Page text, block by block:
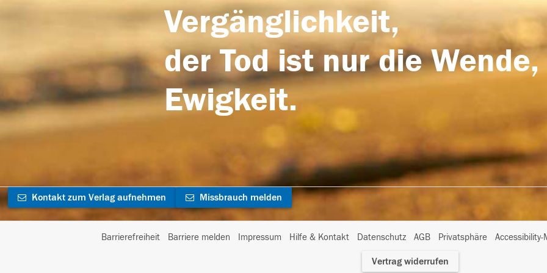
Vergänglichkeit,
der Tod ist nur die
Ewigkeit.
Kontakt zum Verlag aufnehmen Missbrauch melden
Barrierefreiheit Barriere melden Impressum Hilfe & Kontakt Datenschutz AGB Privatsphäre
I
Vertrag widerrufen